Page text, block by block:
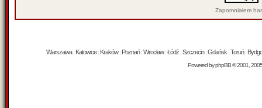
Zapomniałem
Warszawa : Katowice : Kraków : Poznań : Wrocław : Łódź : Szczecin : Gdańsk : Toruń :
Powered byphpBB© 2001,